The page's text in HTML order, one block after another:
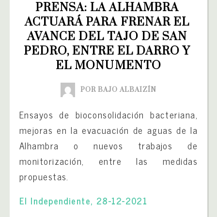
PRENSA: LA ALHAMBRA
ACTUARÁ PARA FRENAR EL
AVANCE DEL TAJO DE SAN
PEDRO, ENTRE EL DARRO Y
EL MONUMENTO
POR BAJO ALBAIZÍN
Ensayos de bioconsolidación bacteriana,
mejoras en la evacuación de aguas de la
Alhambra o nuevos trabajos de
monitorización, entre las medidas
propuestas.
El Independiente, 28-12-2021